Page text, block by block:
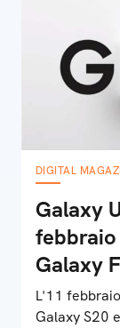
DIGITAL
Galaxy
Galaxy
L'11
Galaxy S20